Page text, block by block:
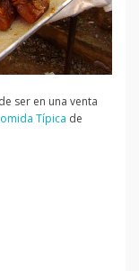
ser en una venta
Típica de